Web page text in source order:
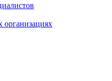
организациях